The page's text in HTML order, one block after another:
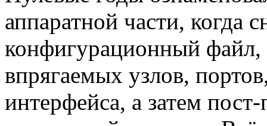
аппаратной части, когда
конфигурационный файл,
впрягаемых узлов,
интерфейса, а затем